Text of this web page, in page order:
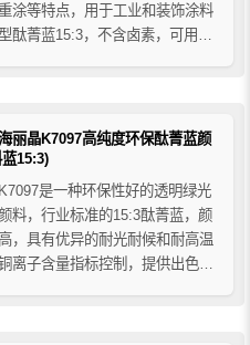
涂等特点，用于工业和装饰涂料
酞菁蓝15:3，不含卤素，可用于
丽晶K7097高纯度环保酞菁蓝颜
15:3)
是一种环保性好的透明绿光
料，行业标准的15:3酞菁蓝，颜
，具有优异的耐光耐候和耐高温
离子含量指标控制，提供出色的